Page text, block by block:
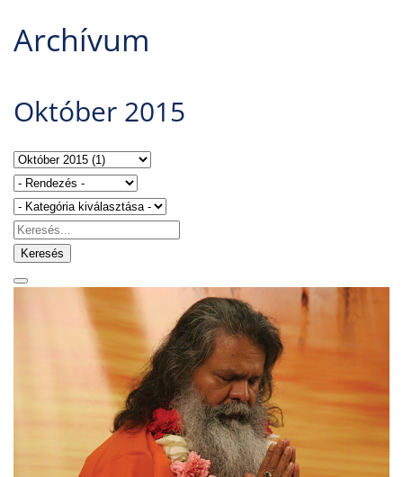
Archívum
Október 2015
Keresés